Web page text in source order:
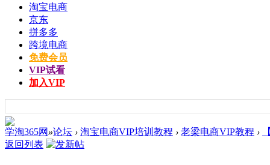
淘宝电商
京东
拼多多
跨境电商
免费会员
VIP试看
加入VIP
学淘365网 »论坛 › 淘宝电商VIP培训教程 › 老梁电商VIP教程 ›
返回列表